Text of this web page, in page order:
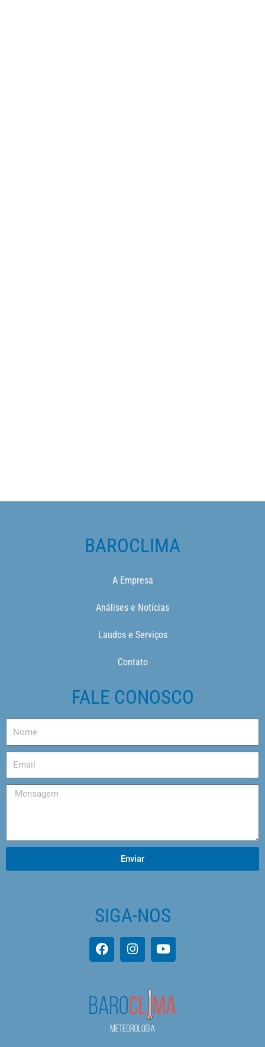
BAROCLIMA
A Empresa
Análises e Notícias
Laudos e Serviços
Contato
FALE CONOSCO
Enviar
SIGA-NOS